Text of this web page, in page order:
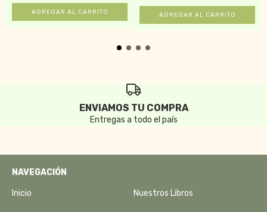
ENVIAMOS TU COMPRA
Entregas a todo el país
NAVEGACIÓN
Inicio Nuestros Libros